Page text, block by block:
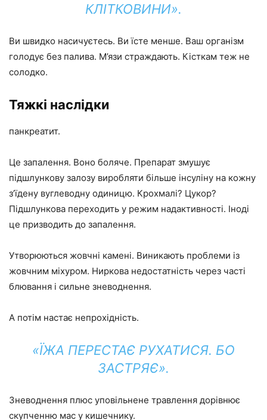
КЛІТКОВИНИ».
Ви швидко насичуєтесь. Ви їсте менше. Ваш організм
голодує без палива. М’язи страждають. Кісткам теж не
солодко.
Тяжкі наслідки
панкреатит.
Це запалення. Воно боляче. Препарат змушує
підшлункову залозу виробляти більше інсуліну на кожну
з’їдену вуглеводну одиницю. Крохмалі? Цукор?
Підшлункова переходить у режим надактивності. Іноді
це призводить до запалення.
Утворюються жовчні камені. Виникають проблеми із
жовчним міхуром. Ниркова недостатність через часті
блювання і сильне зневоднення.
А потім настає непрохідність.
«ЇЖА ПЕРЕСТАЄ РУХАТИСЯ. БО
ЗАСТРЯЄ».
Зневоднення плюс уповільнене травлення дорівнює
скупченню мас у кишечнику.